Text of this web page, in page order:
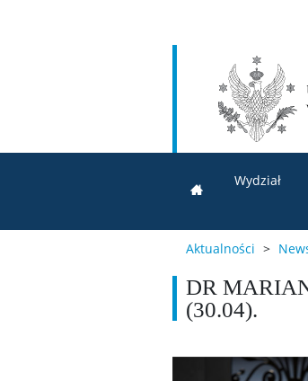
Wydział
Aktualności >
DR
(30.04).